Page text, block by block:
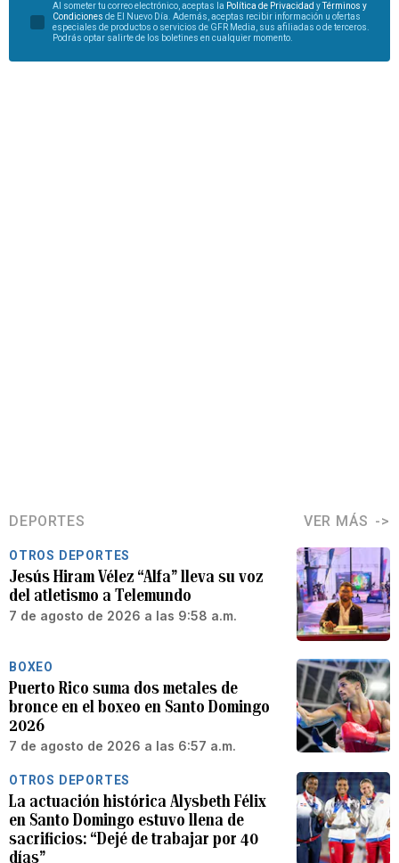
Al someter tu correo electrónico, aceptas la Política de Privacidad y
Términos y
Condiciones de El Nuevo Día. Además, aceptas recibir información u ofertas
especiales de productos o servicios de GFR Media, sus afiliadas o de terceros.
Podrás optar salirte de los boletines en cualquier momento.
DEPORTES VER MÁS
OTROS DEPORTES
Jesús Hiram Vélez “Alfa” lleva su voz
del atletismo a Telemundo
7 de agosto de 2026 a las 9:58 a.m.
BOXEO
Puerto Rico suma dos metales de
bronce en el boxeo en Santo Domingo
2026
7 de agosto de 2026 a las 6:57 a.m.
OTROS DEPORTES
La actuación histórica Alysbeth Félix
en Santo Domingo estuvo llena de
sacrificios: “Dejé de trabajar por 40
días”